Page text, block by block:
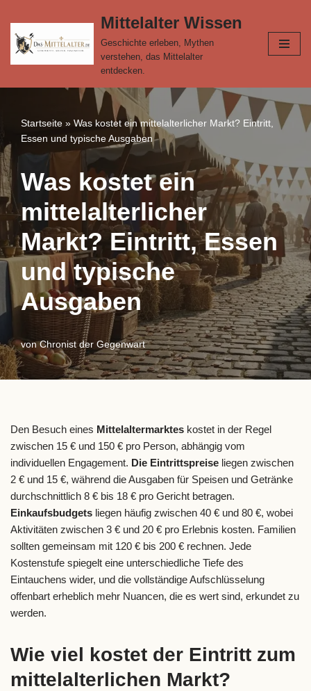
Zum
Inhalt
Mittelalter Wissen
Geschichte erleben, Mythen
verstehen, das Mittelalter
entdecken.
Startseite » Was kostet ein mittelalterlicher Markt? Eintritt,
Essen und typische Ausgaben
Was kostet ein
mittelalterlicher
Markt? Eintritt, Essen
und typische
Ausgaben
vonChronist der Gegenwart
Den Besuch eines Mittelaltermarktes kostet in der Regel
zwischen 15 € und 150 € pro Person, abhängig vom
individuellen Engagement. Die Eintrittspreise liegen zwischen
2 € und 15 €, während die Ausgaben für Speisen und Getränke
durchschnittlich 8 € bis 18 € pro Gericht betragen.
Einkaufsbudgets liegen häufig zwischen 40 € und 80 €, wobei
Aktivitäten zwischen 3 € und 20 € pro Erlebnis kosten. Familien
sollten gemeinsam mit 120 € bis 200 € rechnen. Jede
Kostenstufe spiegelt eine unterschiedliche Tiefe des
Eintauchens wider, und die vollständige Aufschlüsselung
offenbart erheblich mehr Nuancen, die es wert sind, erkundet zu
werden.
Wie viel kostet der Eintritt zum
mittelalterlichen Markt?